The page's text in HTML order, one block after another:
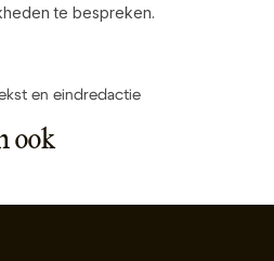
te bespreken.
en eindredactie
ook